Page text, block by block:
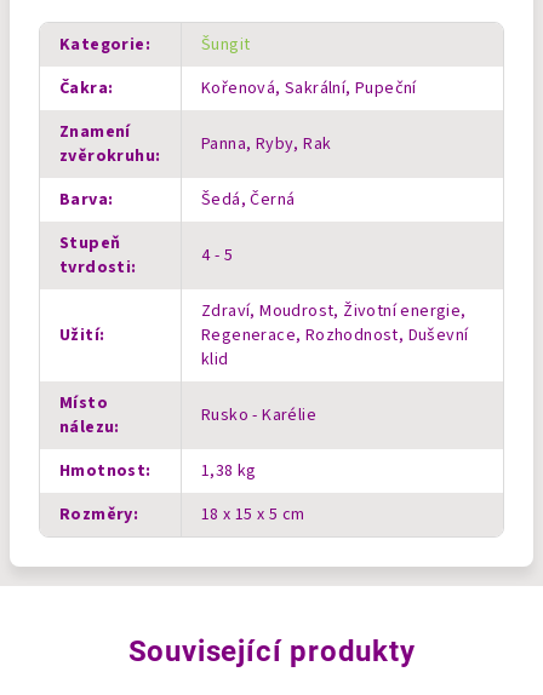
Kategorie:
Šungit
Čakra:
Kořenová, Sakrální, Pupeční
Znamení
zvěrokruhu: Panna, Ryby, Rak
Barva:
Šedá, Černá
Stupeň
tvrdosti: 4 - 5
Užití:
Zdraví, Moudrost, Životní energie,
Regenerace, Rozhodnost, Duševní
klid
Místo
nálezu: Rusko - Karélie
Hmotnost:
1,38 kg
Rozměry: 18 x 15 x 5 cm
Související produkty